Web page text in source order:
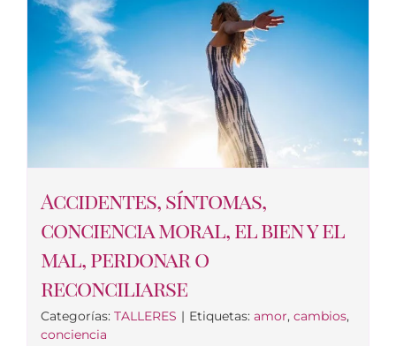
Accidentes, síntomas,
conciencia moral, el bien y el
mal, perdonar o
reconciliarse
Categorías: TALLERES | Etiquetas: amor, cambios,
conciencia